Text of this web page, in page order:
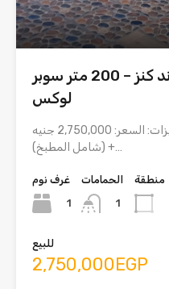
روف للبيع في كمبوند كنز – 200 متر سوبر
لوكس
الكود: 8007 المواصفات: المميزات: السعر: 2,750,000 جنيه
(شامل المطبخ) +…
غرف نوم
1
الحمامات
1
منطقة
للبيع
2,750,000EGP